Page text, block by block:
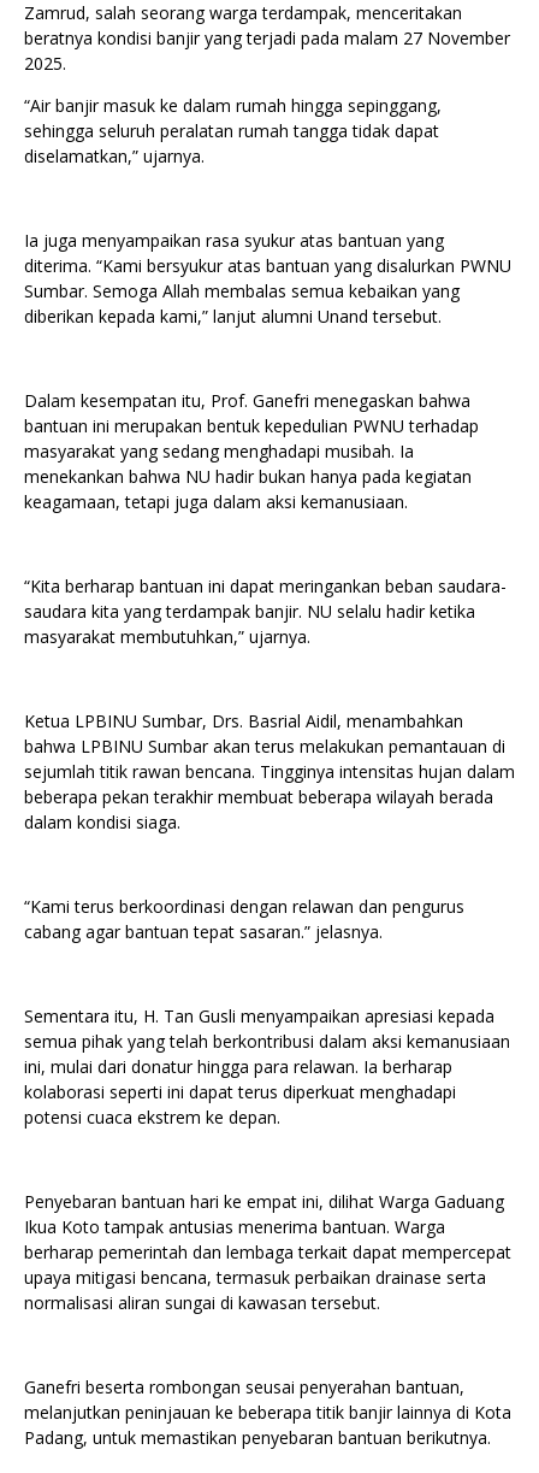
Zamrud, salah seorang warga terdampak, menceritakan
beratnya kondisi banjir yang terjadi pada malam 27 November
2025.
“Air banjir masuk ke dalam rumah hingga sepinggang,
sehingga seluruh peralatan rumah tangga tidak dapat
diselamatkan,” ujarnya.
Ia juga menyampaikan rasa syukur atas bantuan yang
diterima. “Kami bersyukur atas bantuan yang disalurkan PWNU
Sumbar. Semoga Allah membalas semua kebaikan yang
diberikan kepada kami,” lanjut alumni Unand tersebut.
Dalam kesempatan itu, Prof. Ganefri menegaskan bahwa
bantuan ini merupakan bentuk kepedulian PWNU terhadap
masyarakat yang sedang menghadapi musibah. Ia
menekankan bahwa NU hadir bukan hanya pada kegiatan
keagamaan, tetapi juga dalam aksi kemanusiaan.
“Kita berharap bantuan ini dapat meringankan beban saudara-
saudara kita yang terdampak banjir. NU selalu hadir ketika
masyarakat membutuhkan,” ujarnya.
Ketua LPBINU Sumbar, Drs. Basrial Aidil, menambahkan
bahwa LPBINU Sumbar akan terus melakukan pemantauan di
sejumlah titik rawan bencana. Tingginya intensitas hujan dalam
beberapa pekan terakhir membuat beberapa wilayah berada
dalam kondisi siaga.
“Kami terus berkoordinasi dengan relawan dan pengurus
cabang agar bantuan tepat sasaran.” jelasnya.
Sementara itu, H. Tan Gusli menyampaikan apresiasi kepada
semua pihak yang telah berkontribusi dalam aksi kemanusiaan
ini, mulai dari donatur hingga para relawan. Ia berharap
kolaborasi seperti ini dapat terus diperkuat menghadapi
potensi cuaca ekstrem ke depan.
Penyebaran bantuan hari ke empat ini, dilihat Warga Gaduang
Ikua Koto tampak antusias menerima bantuan. Warga
berharap pemerintah dan lembaga terkait dapat mempercepat
upaya mitigasi bencana, termasuk perbaikan drainase serta
normalisasi aliran sungai di kawasan tersebut.
Ganefri beserta rombongan seusai penyerahan bantuan,
melanjutkan peninjauan ke beberapa titik banjir lainnya di Kota
Padang, untuk memastikan penyebaran bantuan berikutnya.